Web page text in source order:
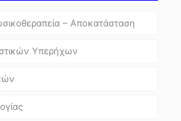
– Αποκατάσταση
Υπερήχων